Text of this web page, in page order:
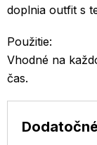
doplnia outfit s
Použitie:
Vhodné na
čas.